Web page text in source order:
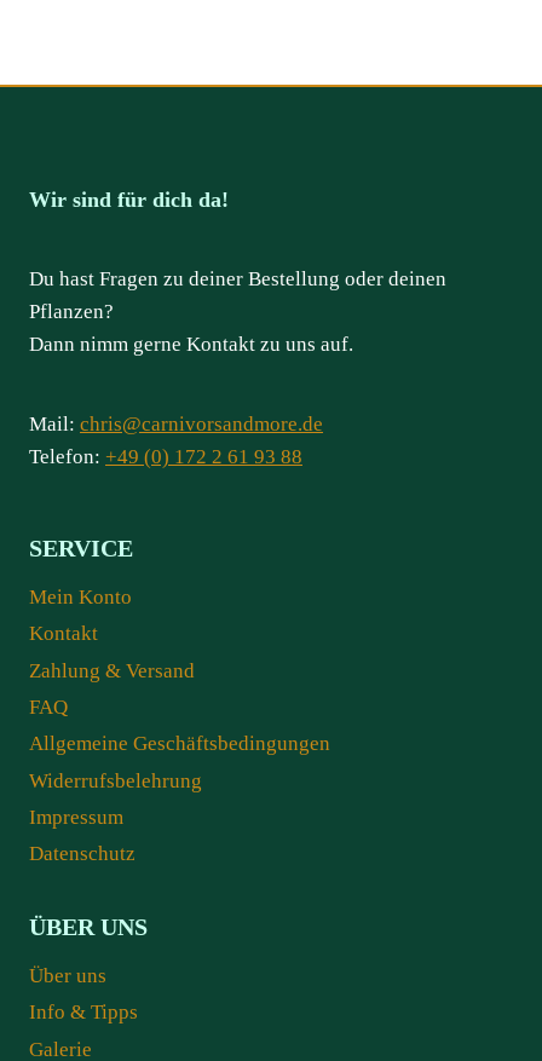
Wir sind für dich da!
Du hast Fragen zu deiner Bestellung oder deinen
Pflanzen?
Dann nimm gerne Kontakt zu uns auf.
Mail: chris@carnivorsandmore.de
Telefon: +49 (0) 172 2 61 93 88
SERVICE
Mein Konto
Kontakt
Zahlung & Versand
FAQ
Allgemeine Geschäftsbedingungen
Widerrufsbelehrung
Impressum
Datenschutz
ÜBER UNS
Über uns
Info & Tipps
Galerie